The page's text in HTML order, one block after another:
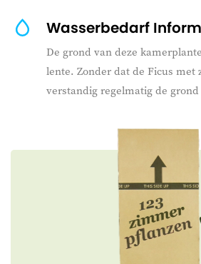
Wasserbedarf
De grond van deze
lente. Zonder dat de Ficus
verstandig regelmatig de